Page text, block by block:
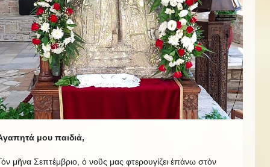
μου παιδιἀ,
μῆνα Σεπτέμβριο, ὁ νοῦς μας φτερουγίζει ἐπάνω στὸν